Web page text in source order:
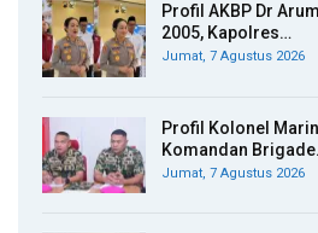
Profil AKBP Dr
2005, Kapolres…
Jumat, 7 Agustus 2026
Profil Kolonel
Komandan
Jumat, 7 Agustus 2026